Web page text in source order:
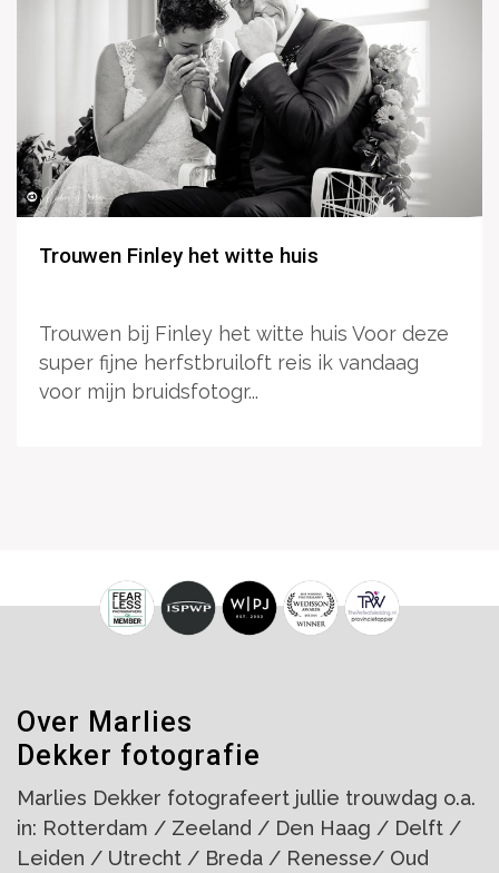
Trouwen Finley het witte huis
Trouwen bij Finley het witte huis Voor deze
super fijne herfstbruiloft reis ik vandaag
voor mijn bruidsfotogr...
Over Marlies
Dekker fotografie
Marlies Dekker fotografeert jullie trouwdag o.a.
in: Rotterdam / Zeeland / Den Haag / Delft /
Leiden / Utrecht / Breda / Renesse/ Oud